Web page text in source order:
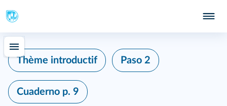
Thème introductif Paso 2
Cuaderno p. 9